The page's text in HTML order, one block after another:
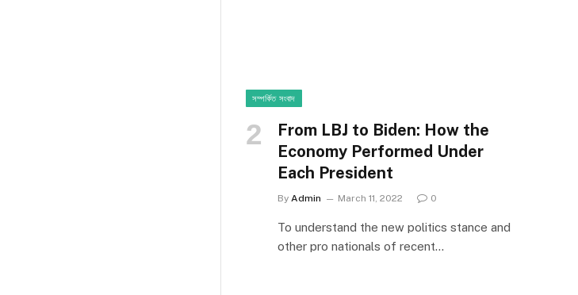
সম্পর্কিত সংবাদ
From LBJ to Biden: How the
Economy Performed Under
Each President
By Admin March 11, 2022 0
To understand the new politics stance and
other pro nationals of recent…